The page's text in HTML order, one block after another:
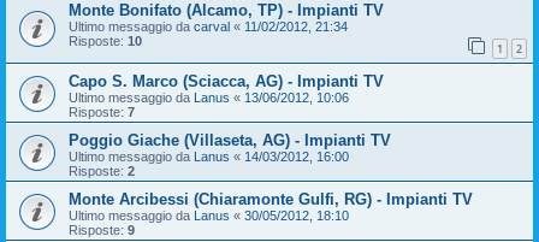
Monte Bonifato (Alcamo, TP) - Impianti TV
Ultimo messaggio da carval « 11/02/2012, 21:34
Risposte: 10 1 2
Capo S. Marco (Sciacca, AG) - Impianti TV
Ultimo messaggio da Lanus « 13/06/2012, 10:06
Risposte: 7
Poggio Giache (Villaseta, AG) - Impianti TV
Ultimo messaggio da Lanus « 14/03/2012, 16:00
Risposte: 2
Monte Arcibessi (Chiaramonte Gulfi, RG) - Impianti TV
Ultimo messaggio da Lanus « 30/05/2012, 18:10
Risposte: 9